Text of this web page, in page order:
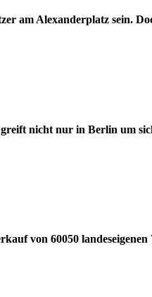
am Alexanderplatz sein.
nicht nur in Berlin um
von 60050 landeseigenen